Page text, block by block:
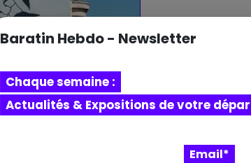
Baratin Hebdo - Newsletter
Chaque semaine :
Actualités & Expositions de votre
Email*